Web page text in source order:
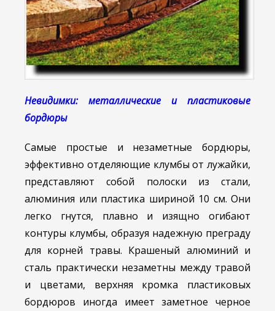
Невидимки: металлические и пластиковые
бордюры
Самые простые и незаметные бордюры,
эффективно отделяющие клумбы от лужайки,
представляют собой полоски из стали,
алюминия или пластика шириной 10 см. Они
легко гнутся, плавно и изящно огибают
контуры клумбы, образуя надежную преграду
для корней травы. Крашеный алюминий и
сталь практически незаметны между травой
и цветами, верхняя кромка пластиковых
бордюров иногда имеет заметное черное